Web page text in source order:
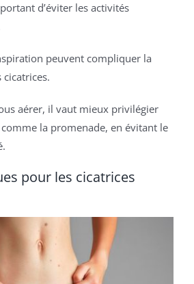
d’éviter les activités
peuvent compliquer la
aérer, il vaut mieux privilégier
la promenade, en évitant le
pour les cicatrices